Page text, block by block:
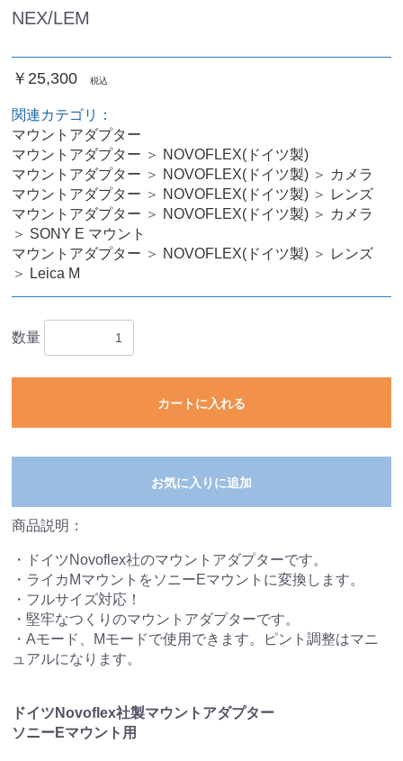
NEX/LEM
￥25,300 税込
関連カテゴリ：
マウントアダプター
マウントアダプター ＞ NOVOFLEX(ドイツ製)
マウントアダプター ＞ NOVOFLEX(ドイツ製) ＞ カメラ
マウントアダプター ＞ NOVOFLEX(ドイツ製) ＞ レンズ
マウントアダプター ＞ NOVOFLEX(ドイツ製) ＞ カメラ
＞ SONY E マウント
マウントアダプター ＞ NOVOFLEX(ドイツ製) ＞ レンズ
＞
Leica M
数量
カートに入れる
お気に入りに追加
商品説明：
・ドイツNovoflex社のマウントアダプターです。
・ライカMマウントをソニーEマウントに変換します。
・フルサイズ対応！
・堅牢なつくりのマウントアダプターです。
・Aモード、Mモードで使用できます。ピント調整はマニ
ュアルになります。
ドイツNovoflex社製マウントアダプター
ソニーEマウント用